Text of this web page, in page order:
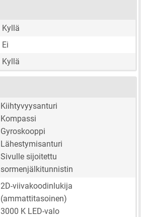
Kyllä
Ei
Kyllä
Kiihtyvyysanturi
Kompassi
Gyroskooppi
Lähestymisanturi
Sivulle sijoitettu
sormenjälkitunnistin
2D-viivakoodinlukija
(ammattitasoinen)
3000 K LED-valo